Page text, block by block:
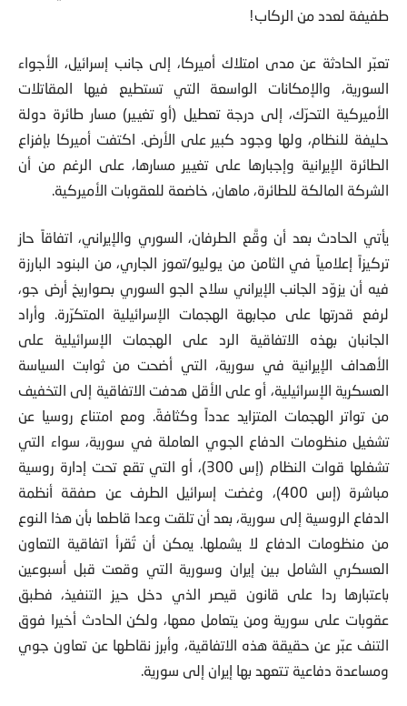
طفيفة لعدد من الركاب!
تعبّر الحادثة عن مدى امتلاك أميركا، إلى جانب إسرائيل، الأجواء
السورية، والإمكانات الواسعة التي تستطيع فيها المقاتلات
الأميركية التحرّك، إلى درجة تعطيل (أو تغيير) مسار طائرة دولة
حليفة للنظام، ولها وجود كبير على الأرض. اكتفت أميركا بإفزاع
الطائرة الإيرانية وإجبارها على تغيير مسارها، على الرغم من أن
الشركة المالكة للطائرة، ماهان، خاضعة للعقوبات الأميركية.
يأتي الحادث بعد أن وقَّع الطرفان، السوري والإيراني، اتفاقاً حاز
تركيزاً إعلامياً في الثامن من يوليو/تموز الجاري، من البنود البارزة
فيه أن يزوّد الجانب الإيراني سلاح الجو السوري بصواريخ أرض جو،
لرفع قدرتها على مجابهة الهجمات الإسرائيلية المتكرّرة. وأراد
الجانبان بهذه الاتفاقية الرد على الهجمات الإسرائيلية على
الأهداف الإيرانية في سورية، التي أضحت من ثوابت السياسة
العسكرية الإسرائيلية، أو على الأقل هدفت الاتفاقية إلى التخفيف
من تواتر الهجمات المتزايد عدداً وكثافةً. ومع امتناع روسيا عن
تشغيل منظومات الدفاع الجوي العاملة في سورية، سواء التي
تشغلها قوات النظام (إس 300)، أو التي تقع تحت إدارة روسية
مباشرة (إس 400)، وغضت إسرائيل الطرف عن صفقة أنظمة
الدفاع الروسية إلى سورية، بعد أن تلقت وعدا قاطعا بأن هذا النوع
من منظومات الدفاع لا يشملها. يمكن أن تُقرأ اتفاقية التعاون
العسكري الشامل بين إيران وسورية التي وقعت قبل أسبوعين
باعتبارها ردا على قانون قيصر الذي دخل حيز التنفيذ، فطبق
عقوبات على سورية ومن يتعامل معها، ولكن الحادث أخيرا فوق
التنف عبّر عن حقيقة هذه الاتفاقية، وأبرز نقاطها عن تعاون جوي
ومساعدة دفاعية تتعهد بها إيران إلى سورية.